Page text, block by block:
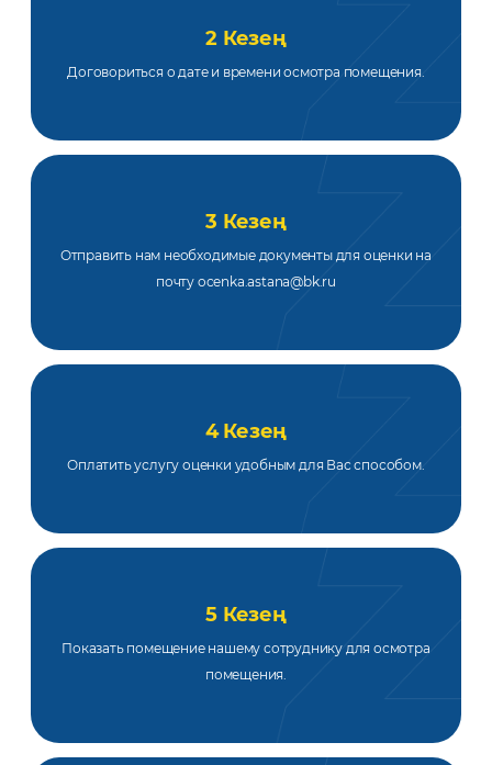
2 Кезең
Договориться о дате и времени осмотра помещения.
3 Кезең
Отправить нам необходимые документы для оценки на
почту ocenka.astana@bk.ru
4 Кезең
Оплатить услугу оценки удобным для Вас способом.
5 Кезең
Показать помещение нашему сотруднику для осмотра
помещения.